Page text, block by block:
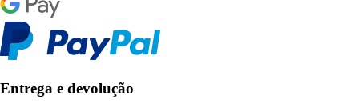
Entrega e devolução